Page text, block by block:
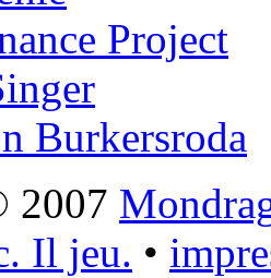
Project
Burkersroda
2007
Il jeu. •